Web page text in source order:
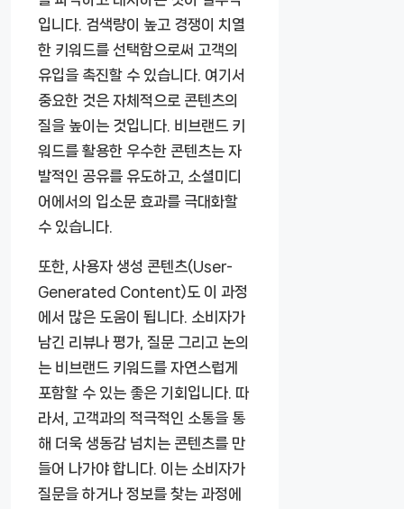
입니다. 검색량이 높고 경쟁이 치열
한 키워드를 선택함으로써 고객의
유입을 촉진할 수 있습니다. 여기서
중요한 것은 자체적으로 콘텐츠의
질을 높이는 것입니다. 비브랜드 키
워드를 활용한 우수한 콘텐츠는 자
발적인 공유를 유도하고, 소셜미디
어에서의 입소문 효과를 극대화할
수 있습니다.
또한, 사용자 생성 콘텐츠(User-
Generated Content)도 이 과정
에서 많은 도움이 됩니다. 소비자가
남긴 리뷰나 평가, 질문 그리고 논의
는 비브랜드 키워드를 자연스럽게
포함할 수 있는 좋은 기회입니다. 따
라서, 고객과의 적극적인 소통을 통
해 더욱 생동감 넘치는 콘텐츠를 만
들어 나가야 합니다. 이는 소비자가
질문을 하거나 정보를 찾는 과정에